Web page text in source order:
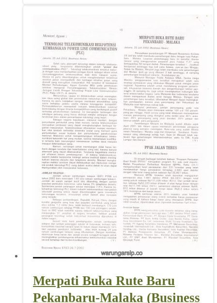
Merpati Buka Rute Baru
Pekanbaru-Malaka (Business